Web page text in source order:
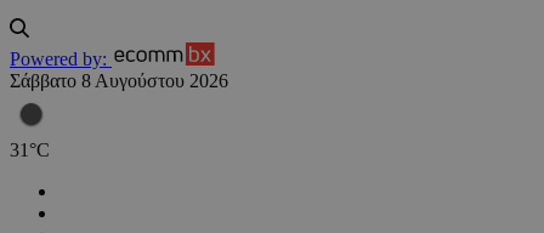
Powered by:
Σάββατο 8 Αυγούστου 2026
31 °C